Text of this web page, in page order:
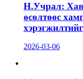
Н.Учрал:
өсөлтөөс
2026-03-06